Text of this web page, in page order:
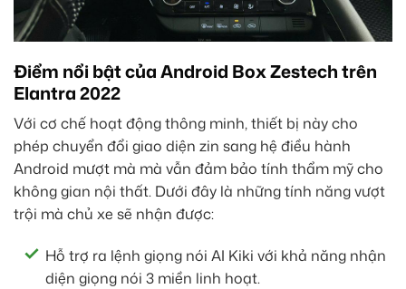
Điểm nổi bật của Android Box Zestech trên
Elantra 2022
Với cơ chế hoạt động thông minh, thiết bị này cho
phép chuyển đổi giao diện zin sang hệ điều hành
Android mượt mà mà vẫn đảm bảo tính thẩm mỹ cho
không gian nội thất. Dưới đây là những tính năng vượt
trội mà chủ xe sẽ nhận được:
Hỗ trợ ra lệnh giọng nói AI Kiki với khả năng nhận
diện giọng nói 3 miền linh hoạt.